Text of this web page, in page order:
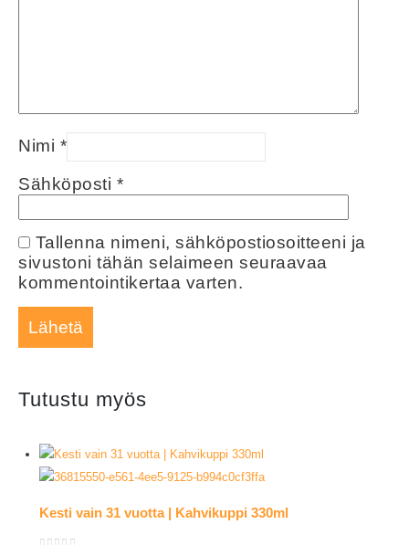
Nimi *
Sähköposti *
Tallenna nimeni, sähköpostiosoitteeni ja
sivustoni tähän selaimeen seuraavaa
kommentointikertaa varten.
Tutustu myös
Kesti vain 31 vuotta | Kahvikuppi 330ml